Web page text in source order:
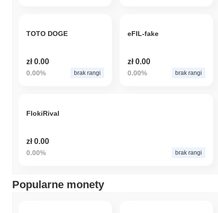
TOTO DOGE
zł 0.00
0.00% brak rangi
eFIL-fake
zł 0.00
0.00% brak rangi
FlokiRival
zł 0.00
0.00% brak rangi
Popularne monety